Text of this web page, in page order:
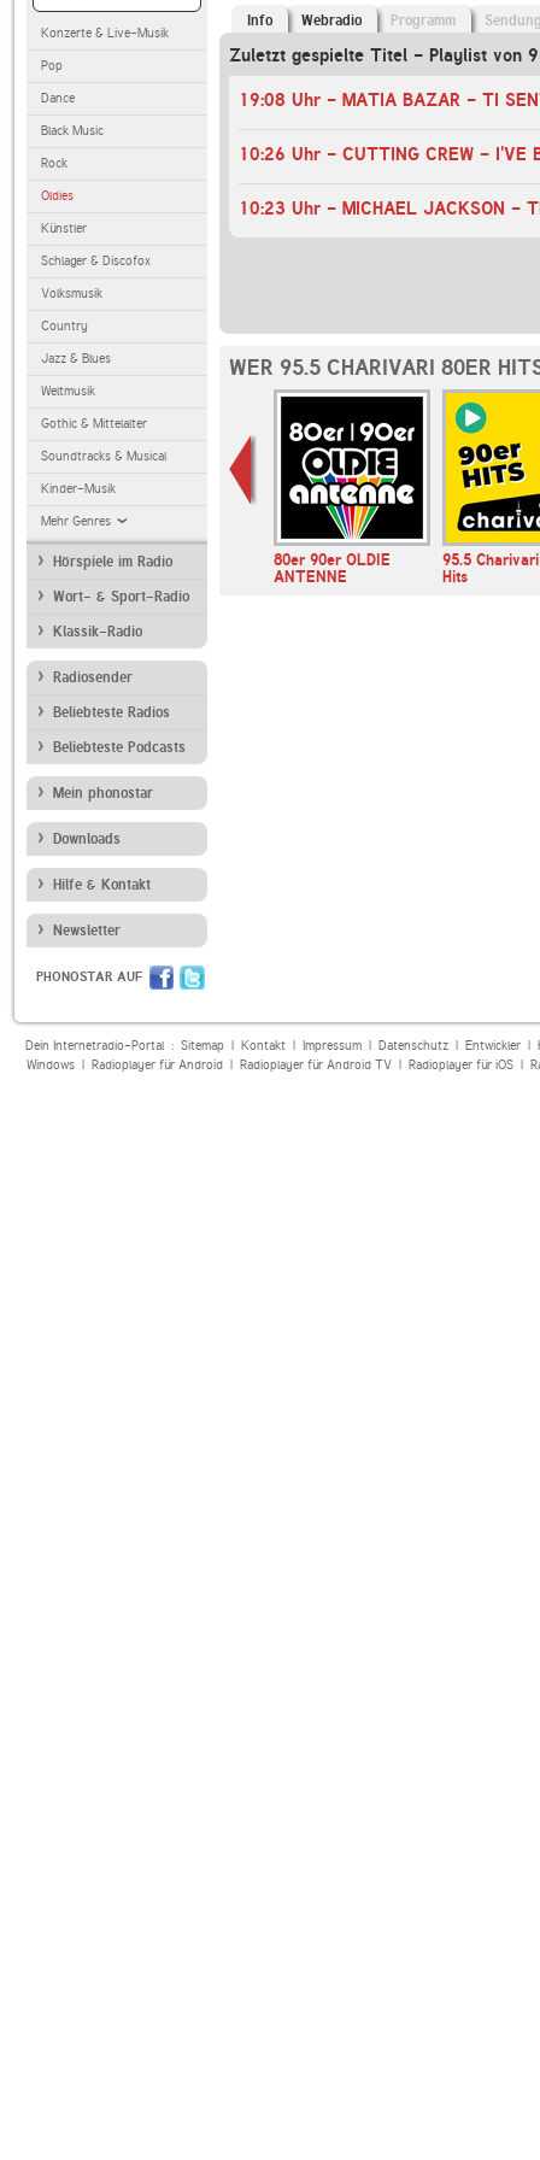
Konzerte & Live-Musik
Pop
Dance
Black Music
Rock
Oldies
Künstler
Schlager & Discofox
Volksmusik
Country
Jazz & Blues
Weltmusik
Gothic & Mittelalter
Soundtracks & Musical
Kinder-Musik
Mehr Genres
Hörspiele im Radio
Wort- & Sport-Radio
Klassik-Radio
Radiosender
Beliebteste Radios
Beliebteste Podcasts
Mein phonostar
Downloads
Hilfe & Kontakt
Newsletter
PHONOSTAR AUF
Info Webradio Programm
Zuletzt gespielte Titel - Playlist von
19:08 Uhr - MATIA BAZAR - TI
WER 95.5 CHARIVARI 80ER
80er 90er OLDIE
ANTENNE
95.5
Hits
Dein Internetradio-Portal : Sitemap| Kontakt| Impressum| Datenschutz| Entwickler|
Windows| Radioplayer für Android| Radioplayer für Android TV| Radioplayer für iOS|